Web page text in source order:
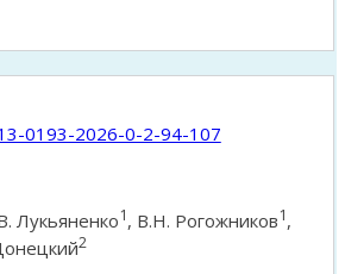
0193-2026-0-2-94-107
Лукьяненко1, В.Н. Рогожников1,
2